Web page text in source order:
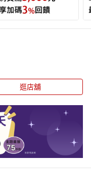
逛店舖